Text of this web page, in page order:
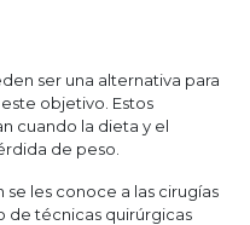
ser una alternativa para
objetivo. Estos
cuando la dieta y el
de peso.
les conoce a las cirugías
de técnicas quirúrgicas